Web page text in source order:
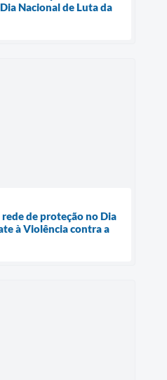
Nacional de Luta da
de proteção no Dia
à Violência contra a